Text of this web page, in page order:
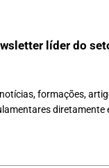
líder do
formações,
diretamente